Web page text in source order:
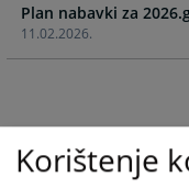
forward
to
interact
calendar
and
11.02.2026.
Plan nabavki za
Korištenje